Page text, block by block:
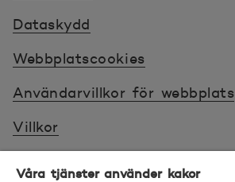
Dataskydd
Webbplatscookies
Användarvillkor för webbplats
Villkor
Våra tjänster använder kakor